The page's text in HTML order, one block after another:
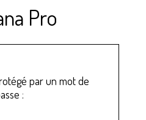
Pro
par un mot de
: